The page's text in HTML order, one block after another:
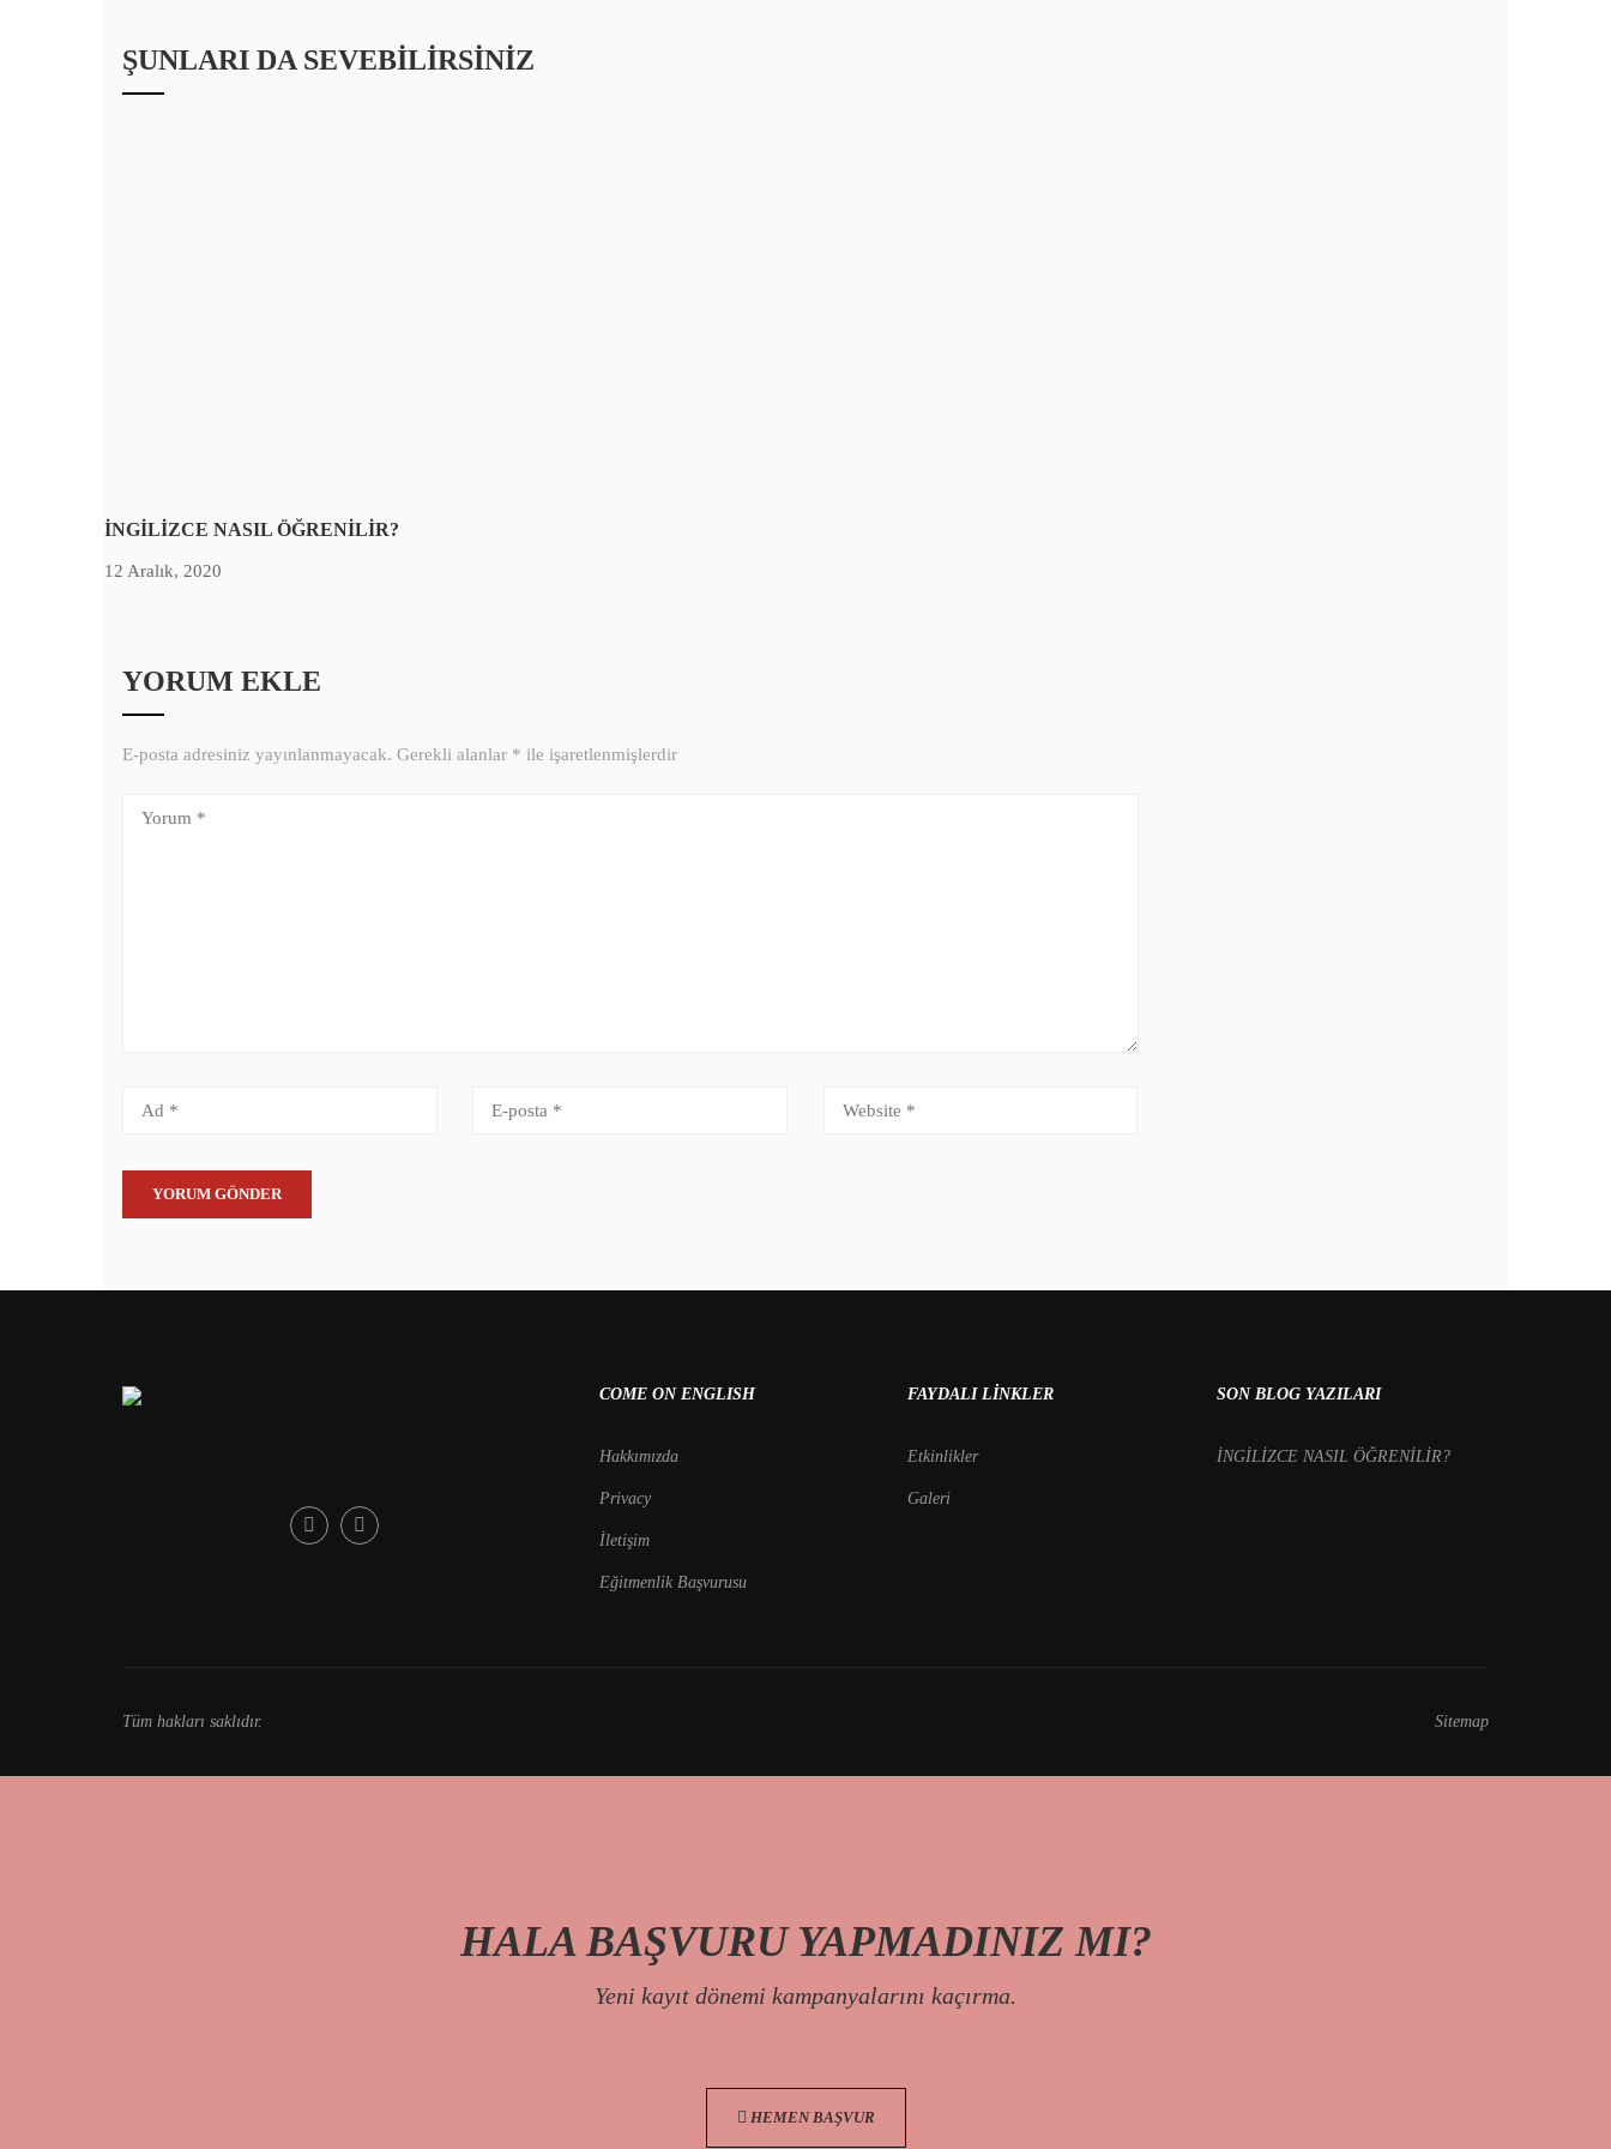
ŞUNLARI DA SEVEBILIRSINIZ
İNGİLİZCE NASIL ÖĞRENİLİR?
12 Aralık, 2020
YORUM EKLE
E-posta adresiniz yayınlanmayacak. Gerekli alanlar * ile işaretlenmişlerdir
COME ON ENGLISH
Hakkımızda
Privacy
İletişim
Eğitmenlik Başvurusu
FAYDALI LINKLER
Etkinlikler
Galeri
SON BLOG YAZILARI
İNGİLİZCE NASIL ÖĞRENİLİR?
Tüm hakları saklıdır. Sitemap
HALA BAŞVURU YAPMADINIZ MI?
Yeni kayıt dönemi kampanyalarını kaçırma.
HEMEN BAŞVUR